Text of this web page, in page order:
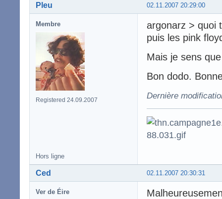
02.11.2007 20:29:00
Pleu
Membre
Registered 24.09.2007
argonarz > quoi
puis les pink
Mais je sens
Bon dodo.
Dernière
Hors ligne
02.11.2007 20:30:31
Ced
Ver de Éire